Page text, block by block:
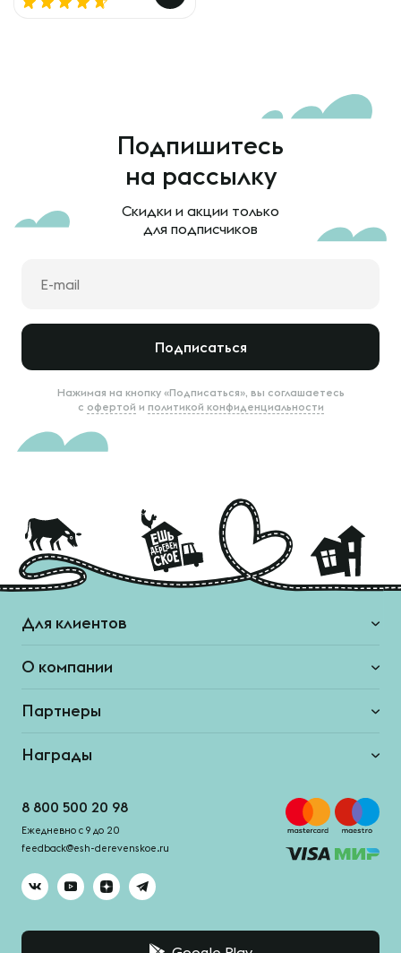
Подпишитесь
на рассылку
Скидки и акции только
для подписчиков
Подписаться
Нажимая на кнопку «Подписаться», вы соглашаетесь
с офертой и политикой конфиденциальности
Для клиентов
О компании
Партнеры
Награды
8 800 500 20 98
Ежедневно с 9 до 20
feedback@esh-derevenskoe.ru